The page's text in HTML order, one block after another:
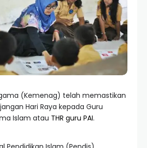
(Kemenag) telah memastikan
Hari Raya kepada Guru
Islam atau THR guru PAI.